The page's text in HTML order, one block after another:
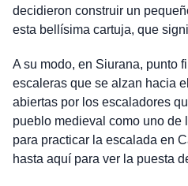
decidieron construir un
esta bellísima cartuja, que
A su modo, en Siurana, punto
escaleras que se alzan hacia
abiertas por los escaladores
pueblo medieval como uno de
para practicar la escalada en
hasta aquí para ver la puesta